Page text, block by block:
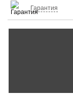
Гарантия